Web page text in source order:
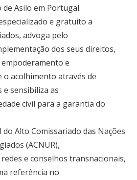
Asilo em Portugal.
e gratuito a
advoga pelo
dos seus direitos,
e
acolhimento através de
sensibiliza as
civil para a garantia do
Alto Comissariado das Nações
(ACNUR),
e conselhos transnacionais,
referência no